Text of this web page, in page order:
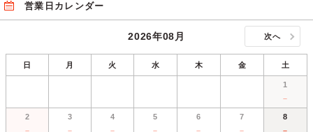
営業日カレンダー
2026年08月 次へ
日 月 火 水 木 金 土
1
－
2 3 4 5 6 7 8